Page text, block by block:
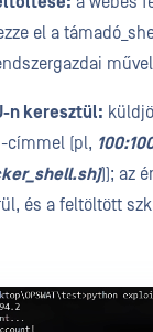
el a
n keresztül:
címmel (pl,
)); az
és a feltöltött